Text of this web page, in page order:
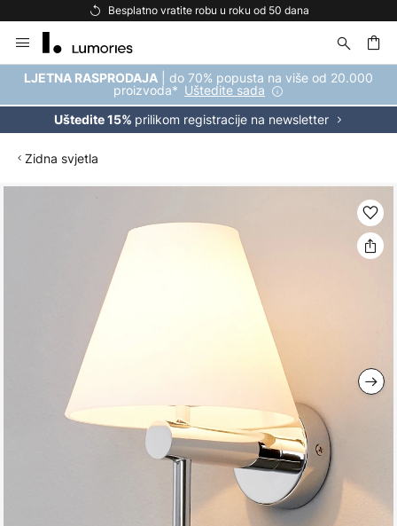
Besplatno vratite robu u roku od 50 dana
to
Content
LJETNA RASPRODAJA | do 70% popusta na više od 20.000
proizvoda* Uštedite sada
Uštedite 15% prilikom registracije na newsletter
Zidna svjetla